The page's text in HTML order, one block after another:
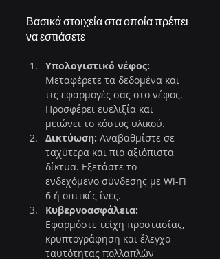
Βασικά στοιχεία στα οποία πρέπει
να εστιάσετε
Υπολογιστικό νέφος:
Μεταφέρετε τα δεδομένα και
τις εφαρμογές σας στο νέφος.
Προσφέρει ευελιξία και
μειώνει το κόστος υλικού.
Δικτύωση: Αναβαθμίστε σε
ταχύτερα και πιο αξιόπιστα
δίκτυα. Εξετάστε το
ενδεχόμενο σύνδεσης με Wi-Fi
6 ή οπτικές ίνες.
Κυβερνοασφάλεια:
Εφαρμόστε τείχη προστασίας,
κρυπτογράφηση και έλεγχο
ταυτότητας πολλαπλών